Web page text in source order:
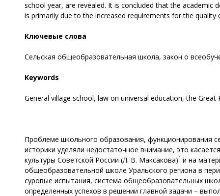
school year, are revealed. It is concluded that the
is primarily due to the increased requirements for the quality
Ключевые слова
Cельская общеобразовательная школа, закон о
Keywords
General village school, law on universal education, the Great
Проблеме школьного образования, функционирования
историки уделяли недостаточное внимание, это
культуры Советской России (Л. В. Максакова)1 и на
общеобразовательной школе Уральского региона в
суровые испытания, система общеобразовательных
определенных успехов в решении главной задачи –